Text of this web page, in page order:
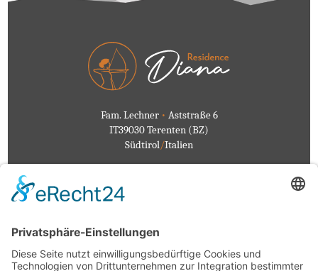
Fam. Lechner • Aststraße 6
IT39030 Terenten (BZ)
Südtirol/Italien
Veranstaltungen
Datenschutz